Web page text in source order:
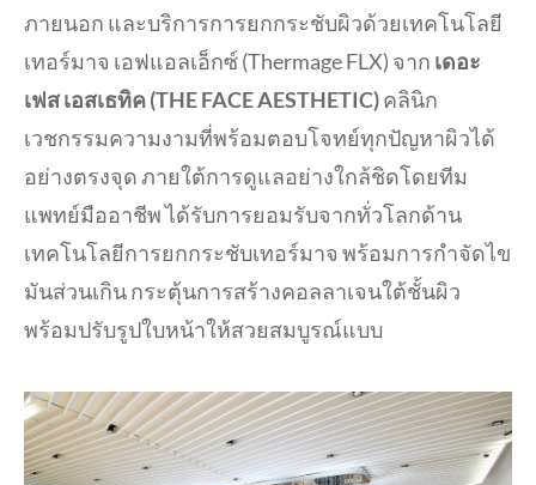
ภายนอก และบริการการยกกระชับผิวด้วยเทคโนโลยี
เทอร์มาจ เอฟแอลเอ็กซ์ (Thermage FLX) จาก เดอะ
เฟสเอสเธทิค (THE FACE AESTHETIC)คลินิก
เวชกรรมความงามที่พร้อมตอบโจทย์ทุกปัญหาผิวได้
อย่างตรงจุด ภายใต้การดูแลอย่างใกล้ชิดโดยทีม
แพทย์มืออาชีพ ได้รับการยอมรับจากทั่วโลกด้าน
เทคโนโลยีการยกกระชับเทอร์มาจ พร้อมการกำจัดไข
มันส่วนเกิน กระตุ้นการสร้างคอลลาเจนใต้ชั้นผิว
พร้อมปรับรูปใบหน้าให้สวยสมบูรณ์แบบ